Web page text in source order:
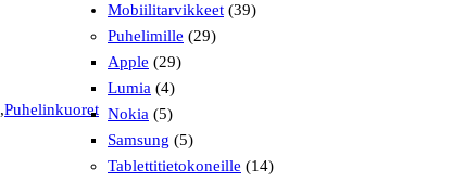
,Puhelinkuoret
Mobiilitarvikkeet (39)
Puhelimille (29)
Apple (29)
Lumia (4)
Nokia (5)
Samsung (5)
Tablettitietokoneille (14)